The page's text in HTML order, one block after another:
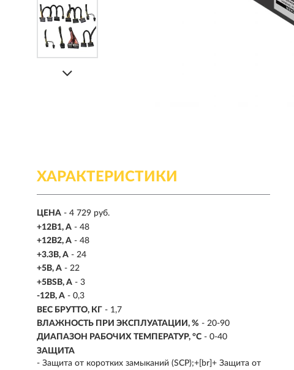
ХАРАКТЕРИСТИКИ
ЦЕНА - 4 729 руб.
+12B1, A - 48
+12B2, A - 48
+3.3B, А - 24
+5B, А - 22
+5BSB, A - 3
-12B, A - 0,3
ВЕС БРУТТО, КГ - 1,7
ВЛАЖНОСТЬ ПРИ ЭКСПЛУАТАЦИИ, % - 20-90
ДИАПАЗОН РАБОЧИХ ТЕМПЕРАТУР, °С - 0-40
ЗАЩИТА
- Защита от коротких замыканий (SCP);+[br]+ Защита от